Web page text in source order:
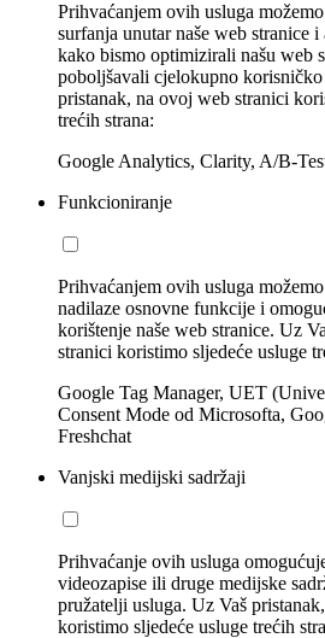
Prihvaćanjem ovih usluga
surfanja unutar naše web stranice
kako bismo optimizirali našu web
poboljšavali cjelokupno
pristanak, na ovoj web stranici
trećih strana:
Google Analytics, Clarity, A/B-
Funkcioniranje
Prihvaćanjem ovih usluga
nadilaze osnovne funkcije i
korištenje naše web stranice. Uz
stranici koristimo sljedeće usluge
Google Tag Manager, UET
Consent Mode od Microsofta,
Freshchat
Vanjski medijski sadržaji
Prihvaćanje ovih usluga
videozapise ili druge medijske
pružatelji usluga. Uz Vaš
koristimo sljedeće usluge trećih